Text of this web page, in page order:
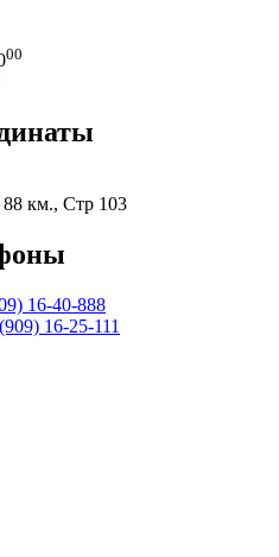
00
км., Стр 103
16-40-888
16-25-111